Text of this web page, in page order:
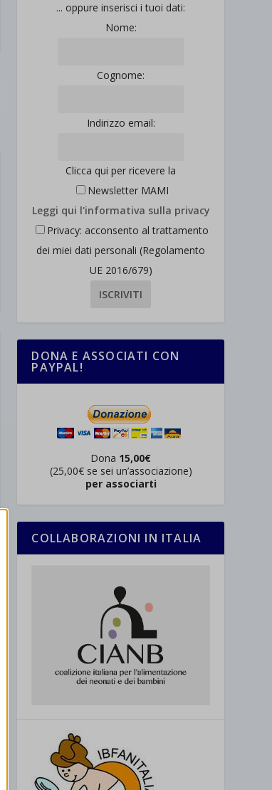
... oppure inserisci i tuoi dati:
Nome:
Cognome:
Indirizzo email:
Clicca qui per ricevere la
Newsletter MAMI
Leggi qui l'informativa sulla privacy
Privacy: acconsento al trattamento
dei miei dati personali (Regolamento
UE 2016/679)
DONA E ASSOCIATI CON
PAYPAL!
Dona 15,00€
(25,00€ se sei un’associazione)
per associarti
COLLABORAZIONI IN ITALIA